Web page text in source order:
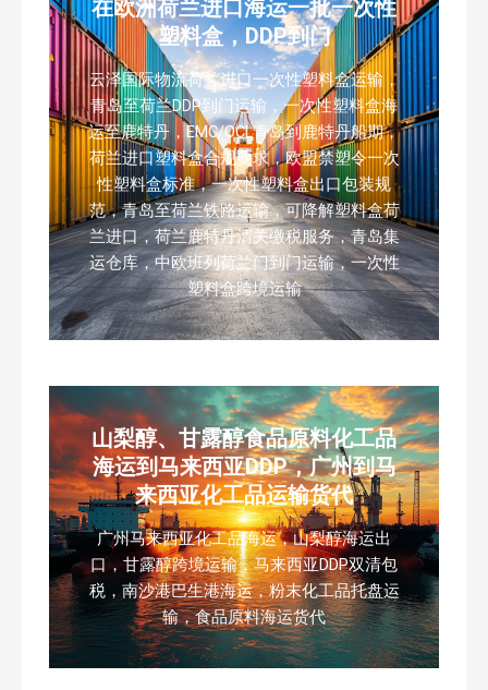
在欧洲荷兰进口海运一批一次性
塑料盒，DDP到门
云泽国际物流荷兰进口一次性塑料盒运输，
青岛至荷兰DDP到门运输，一次性塑料盒海
运至鹿特丹，EMC/OCL青岛到鹿特丹船期，
荷兰进口塑料盒合规要求，欧盟禁塑令一次
性塑料盒标准，一次性塑料盒出口包装规
范，青岛至荷兰铁路运输，可降解塑料盒荷
兰进口，荷兰鹿特丹清关缴税服务，青岛集
运仓库，中欧班列荷兰门到门运输，一次性
塑料盒跨境运输
山梨醇、甘露醇食品原料化工品
海运到马来西亚DDP，广州到马
来西亚化工品运输货代
广州马来西亚化工品海运，山梨醇海运出
口，甘露醇跨境运输，马来西亚DDP双清包
税，南沙港巴生港海运，粉末化工品托盘运
输，食品原料海运货代